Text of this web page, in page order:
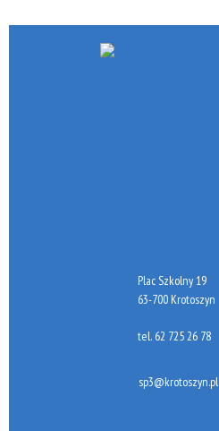
Plac Szkolny 19
63-700 Krotoszyn
tel. 62 725 26 78
sp3@krotoszyn.pl